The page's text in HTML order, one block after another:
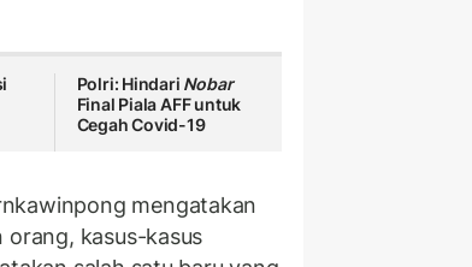
Polri: Hindari Nobar
Final Piala AFF untuk
Cegah Covid-19
mengatakan
orang, kasus-kasus